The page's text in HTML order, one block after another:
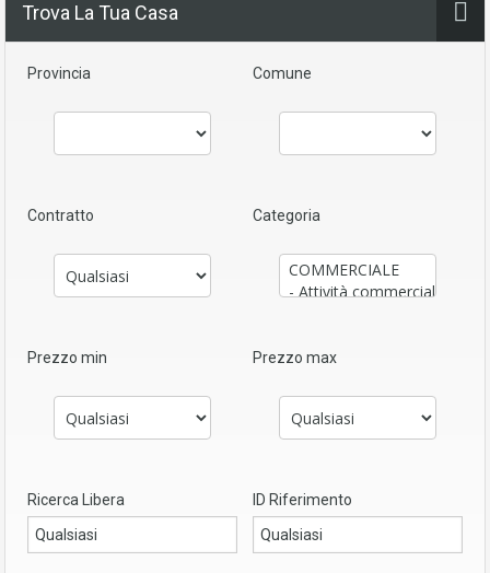
Trova La Tua Casa
Provincia Comune
Contratto Categoria
Prezzo min Prezzo max
Ricerca Libera ID Riferimento